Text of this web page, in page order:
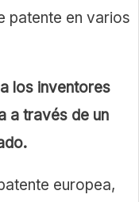
patente en varios
los inventores
a través de un
europea,